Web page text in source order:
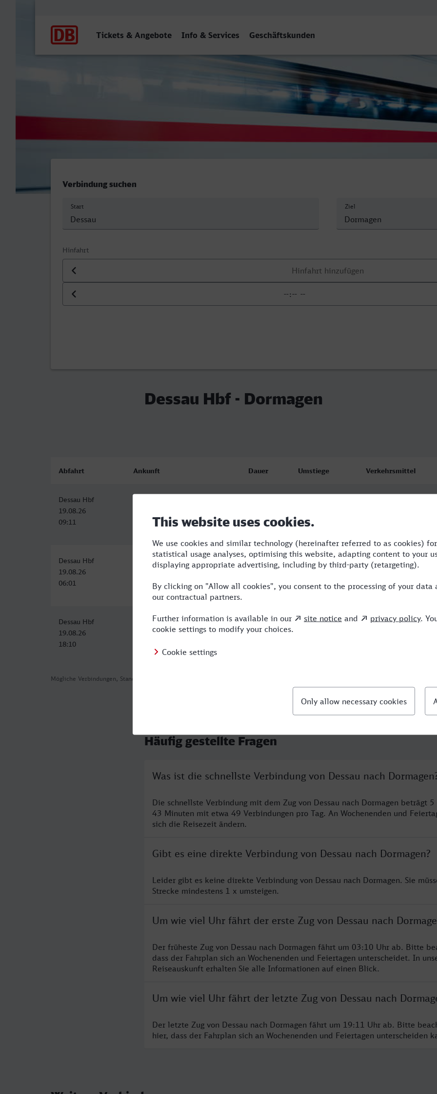
Tickets & Angebote Info & Services Geschäftskunden
Verbindung suchen
Start Ziel
Hinfahrt
Datum der Hinfahrt
Uhrzeit der Hinfahrt
Dessau Hbf - Dormagen
Mögliche Verbindungen, Stand: 2026-08-05 15:28
Abfahrt Ankunft Dauer Umstiege Verkehrsmittel
Dessau Hbf
19.08.26
09:11
Dessau Hbf
19.08.26
06:01
Dormagen
5:53 RE,ICE,NX
Dessau Hbf
19.08.26
18:10
Bahnhof, Dormagen
20.08.26
9:54 3 RB,BUS,ICE
Häufig gestellte Fragen
Was ist die schnellste Verbindung von Dessau nach
Die schnellste Verbindung mit dem Zug von Dessau nach Dormagen beträgt 5
43 Minuten mit etwa 49 Verbindungen pro Tag. An Wochenenden und
sich die Reisezeit ändern.
Gibt es eine direkte Verbindung von Dessau nach Dormagen?
Leider gibt es keine direkte Verbindung von Dessau nach Dormagen. Sie
Strecke mindestens 1 x umsteigen.
Um wie viel Uhr fährt der erste Zug von Dessau nach
Der früheste Zug von Dessau nach Dormagen fährt um 03:10 Uhr ab. Bitte
dass der Fahrplan sich an Wochenenden und Feiertagen unterscheidet. In
Reiseauskunft erhalten Sie alle Informationen auf einen Blick.
Um wie viel Uhr fährt der letzte Zug von Dessau nach
Der letzte Zug von Dessau nach Dormagen fährt um 19:11 Uhr ab. Bitte
hier, dass der Fahrplan sich an Wochenenden und Feiertagen unterscheiden